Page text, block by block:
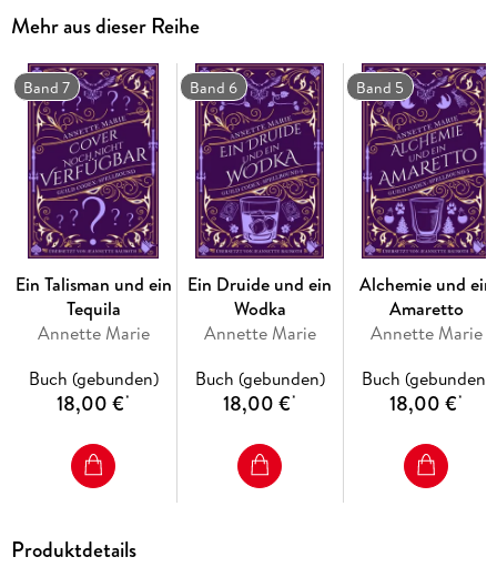
Mythiker sucht er nach noch tödlicherer Beute . . .
Mehr aus dieser Reihe
Band 7
Ein Talisman und ein
Tequila
Annette Marie
Buch (gebunden)
18,00 €*
Band 6
Ein Druide und ein
Wodka
Annette Marie
Buch (gebunden)
18,00 €*
Band 5
Alchemie und ein
Amaretto
Annette Marie
Buch (gebunden)
18,00 €*
Produktdetails